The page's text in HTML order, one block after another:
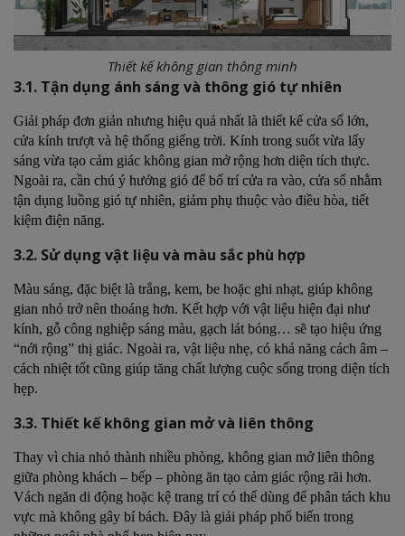
Thiết kế không gian thông minh
3.1. Tận dụng ánh sáng và thông gió tự nhiên
Giải pháp đơn giản nhưng hiệu quả nhất là thiết kế cửa sổ lớn,
cửa kính trượt và hệ thống giếng trời. Kính trong suốt vừa lấy
sáng vừa tạo cảm giác không gian mở rộng hơn diện tích thực.
Ngoài ra, cần chú ý hướng gió để bố trí cửa ra vào, cửa sổ nhằm
tận dụng luồng gió tự nhiên, giảm phụ thuộc vào điều hòa, tiết
kiệm điện năng.
3.2. Sử dụng vật liệu và màu sắc phù hợp
Màu sáng, đặc biệt là trắng, kem, be hoặc ghi nhạt, giúp không
gian nhỏ trở nên thoáng hơn. Kết hợp với vật liệu hiện đại như
kính, gỗ công nghiệp sáng màu, gạch lát bóng… sẽ tạo hiệu ứng
“nới rộng” thị giác. Ngoài ra, vật liệu nhẹ, có khả năng cách âm –
cách nhiệt tốt cũng giúp tăng chất lượng cuộc sống trong diện tích
hẹp.
3.3. Thiết kế không gian mở và liên thông
Thay vì chia nhỏ thành nhiều phòng, không gian mở liên thông
giữa phòng khách – bếp – phòng ăn tạo cảm giác rộng rãi hơn.
Vách ngăn di động hoặc kệ trang trí có thể dùng để phân tách khu
vực mà không gây bí bách. Đây là giải pháp phổ biến trong